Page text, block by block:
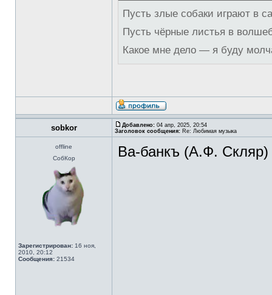
Пусть злые собаки играют в
Пусть чёрные листья в
Какое мне дело — я буду
sobkor Добавлено: 04 апр, 2025, 20:54
Заголовок сообщения: Re: Любимая музыка
offline
СобКор
Зарегистрирован: 16 ноя,
2010, 20:12
Сообщения: 21534
Ва-банкъ (А.Ф.